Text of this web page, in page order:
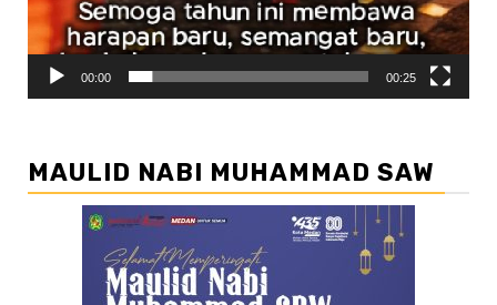
00:00 00:25
MAULID NABI MUHAMMAD SAW